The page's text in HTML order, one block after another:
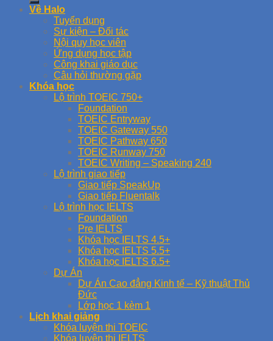
Về Halo
Tuyển dụng
Sự kiện – Đối tác
Nội quy học viên
Ứng dụng học tập
Công khai giáo dục
Câu hỏi thường gặp
Khóa học
Lộ trình TOEIC 750+
Foundation
TOEIC Entryway
TOEIC Gateway 550
TOEIC Pathway 650
TOEIC Runway 750
TOEIC Writing – Speaking 240
Lộ trình giao tiếp
Giao tiếp SpeakUp
Giao tiếp Fluentalk
Lộ trình học IELTS
Foundation
Pre IELTS
Khóa học IELTS 4.5+
Khóa học IELTS 5.5+
Khóa học IELTS 6.5+
Dự Án
Dự Án Cao đẳng Kinh tế – Kỹ thuật Thủ
Đức
Lớp học 1 kèm 1
Lịch khai giảng
Khóa luyện thi TOEIC
Khóa luyện thi IELTS